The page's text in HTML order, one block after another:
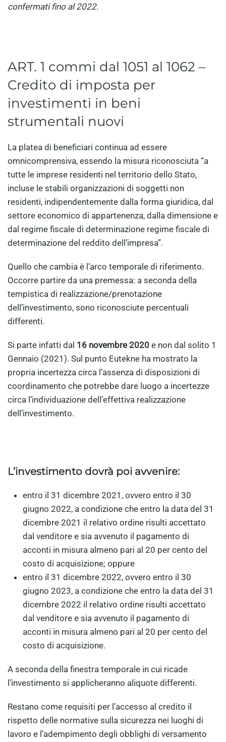
confermati fino al 2022.
ART. 1 commi dal 1051 al 1062 –
Credito di imposta per
investimenti in beni
strumentali nuovi
La platea di beneficiari continua ad essere
omnicomprensiva, essendo la misura riconosciuta “a
tutte le imprese residenti nel territorio dello Stato,
incluse le stabili organizzazioni di soggetti non
residenti, indipendentemente dalla forma giuridica, dal
settore economico di appartenenza, dalla dimensione e
dal regime fiscale di determinazione regime fiscale di
determinazione del reddito dell’impresa”.
Quello che cambia è l’arco temporale di riferimento.
Occorre partire da una premessa: a seconda della
tempistica di realizzazione/prenotazione
dell’investimento, sono riconosciute percentuali
differenti.
Si parte infatti dal 16 novembre 2020 e non dal solito 1
Gennaio (2021). Sul punto Eutekne ha mostrato la
propria incertezza circa l’assenza di disposizioni di
coordinamento che potrebbe dare luogo a incertezze
circa l’individuazione dell’effettiva realizzazione
dell’investimento.
L’investimento dovrà poi avvenire:
entro il 31 dicembre 2021, ovvero entro il 30
giugno 2022, a condizione che entro la data del 31
dicembre 2021 il relativo ordine risulti accettato
dal venditore e sia avvenuto il pagamento di
acconti in misura almeno pari al 20 per cento del
costo di acquisizione; oppure
entro il 31 dicembre 2022, ovvero entro il 30
giugno 2023, a condizione che entro la data del 31
dicembre 2022 il relativo ordine risulti accettato
dal venditore e sia avvenuto il pagamento di
acconti in misura almeno pari al 20 per cento del
costo di acquisizione.
A seconda della finestra temporale in cui ricade
l’investimento si applicheranno aliquote differenti.
Restano come requisiti per l’accesso al credito il
rispetto delle normative sulla sicurezza nei luoghi di
lavoro e l’adempimento degli obblighi di versamento